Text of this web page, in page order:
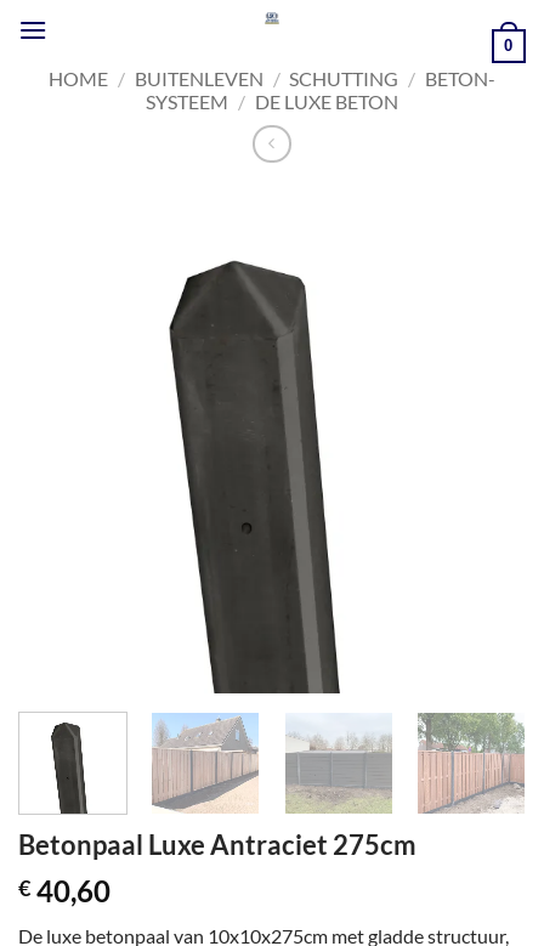
naar
inhoud
0
HOME / BUITENLEVEN / SCHUTTING / BETON-
SYSTEEM / DE LUXE BETON
Betonpaal Luxe Antraciet 275cm
€ 40,60
De luxe betonpaal van 10x10x275cm met gladde structuur,